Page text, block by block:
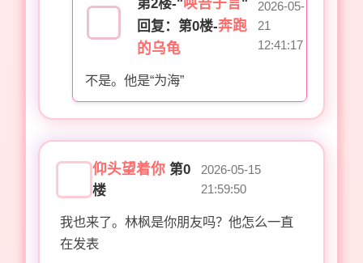
第2楼-"
"
回复：第0楼-奔跑
的乌龟
2026-05-
21
12:41:17
不是。他是“为海”
仰头望着你 第0
楼
2026-05-15
21:59:50
我也来了。林枫是你朋友吗？他怎么一直
在发表